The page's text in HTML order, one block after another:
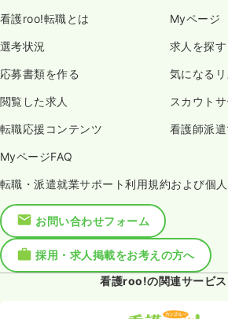
看護roo!転職とは Myページ
選考状況 求人を探す
応募書類を作る 気になるリ
閲覧した求人 スカウト
転職応援コンテンツ 看護師派遣
MyページFAQ
転職・派遣就業サポート利用規約および個
お問い合わせフォーム
採用・求人掲載をお考えの方へ
看護roo!の関連サービス